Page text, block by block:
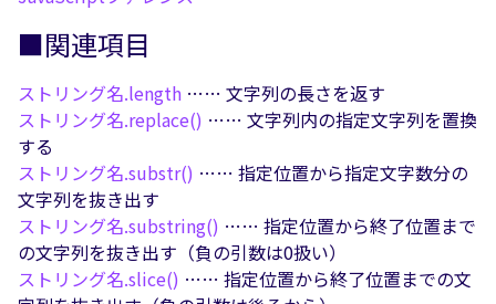
■関連項目
ストリング名.length …… 文字列の長さを返す
ストリング名.replace() …… 文字列内の指定文字列を置換
する
ストリング名.substr() …… 指定位置から指定文字数分の
文字列を抜き出す
ストリング名.substring() …… 指定位置から終了位置まで
の文字列を抜き出す（負の引数は0扱い）
ストリング名.slice() …… 指定位置から終了位置までの文